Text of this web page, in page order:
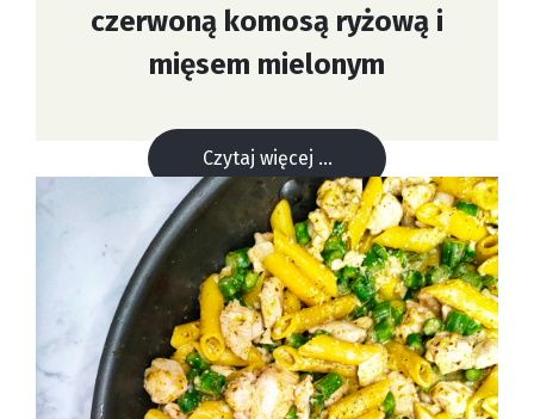
czerwoną komosą ryżową i
mięsem mielonym
Czytaj więcej ...